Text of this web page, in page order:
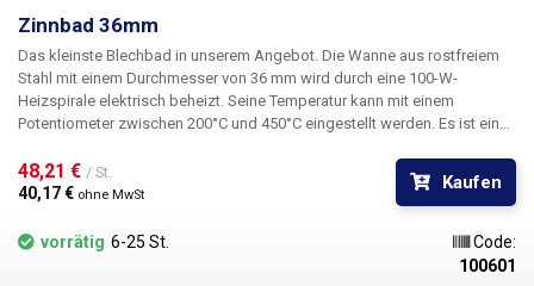
Zinnbad 36mm
Das kleinste Blechbad in unserem Angebot. Die Wanne aus rostfreiem
Stahl mit einem Durchmesser von 36 mm wird durch eine 100-W-
Heizspirale elektrisch beheizt. Seine Temperatur kann mit einem
Potentiometer zwischen 200°C und 450°C eingestellt werden. Es ist ein
Komponenten. Der Innendurchmesser des Verzinnungsbads beträgt 36
mm und die Tiefe 29 mm. Zum Befüllen benötigen Sie 250 g
48,21 € / St.
40,17 € ohne MwSt
Kaufen
vorrätig 6-25 St.
Code:
100601